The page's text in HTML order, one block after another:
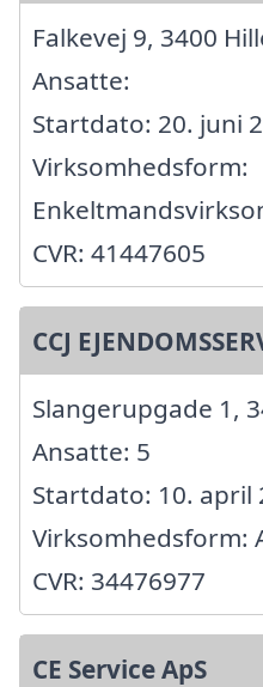
Falkevej 9, 3400
Ansatte:
Startdato: 20. juni
Virksomhedsform:
CVR: 41447605
CCJ
Slangerupgade 1,
Ansatte: 5
Startdato: 10. april
Virksomhedsform:
CVR: 34476977
CE Service ApS